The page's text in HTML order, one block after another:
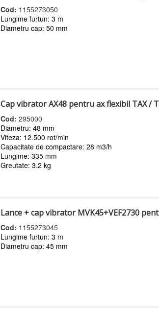
Cod: 1155273050
Lungime furtun: 3 m
Diametru cap: 50 mm
Cap vibrator AX48 pentru ax flexibil TAX /
Cod:295000
Diametru: 48 mm
Viteza: 12.500 rot/min
Capacitate de compactare: 28 m3/h
Lungime: 335 mm
Greutate: 3.2 kg
Lance + cap vibrator MVK45+VEF2730
Cod: 1155273045
Lungime furtun: 3 m
Diametru cap: 45 mm